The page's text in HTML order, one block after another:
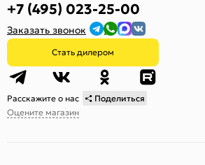
+7 (495) 023-25-00
Заказать звонок
Стать дилером
Расскажите о нас
Поделиться
Оцените магазин